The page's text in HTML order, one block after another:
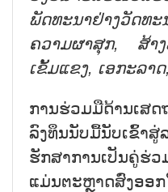
ພັດທະນາຢ່າງວັດທ
ຄວາມຜາສຸກ, ສ້າງ
ເຂັ້ມແຂງ, ເອກະລາດ
ການຮ່ວມມືດ້ານເ
ລົງທຶນນັບມື້ນັບເຂົ້າ
ຮັກສາການເປັນຄູ່ຮ່
ແມ່ນຕະຫຼາດສົ່ງອ